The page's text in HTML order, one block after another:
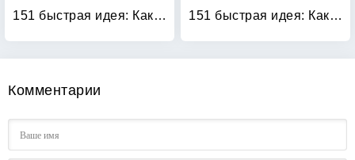
151 быстрая идея: Как увеличить продажи 151 быстрая идея: Как управлять своим временем
Комментарии